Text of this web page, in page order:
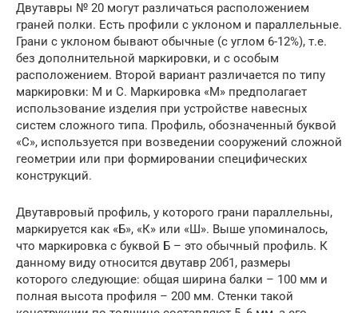
Двутавры № 20 могут различаться расположением
граней полки. Есть профили с уклоном и параллельные.
Грани с уклоном бывают обычные (с углом 6-12%), т.е.
без дополнительной маркировки, и с особым
расположением. Второй вариант различается по типу
маркировки: М и С. Маркировка «М» предполагает
использование изделия при устройстве навесных
систем сложного типа. Профиль, обозначенный буквой
«С», используется при возведении сооружений сложной
геометрии или при формировании специфических
конструкций.
Двутавровый профиль, у которого грани параллельны,
маркируется как «Б», «К» или «Ш». Выше упоминалось,
что маркировка с буквой Б – это обычный профиль. К
данному виду относится двутавр 20б1, размеры
которого следующие: общая ширина балки – 100 мм и
полная высота профиля – 200 мм. Стенки такой